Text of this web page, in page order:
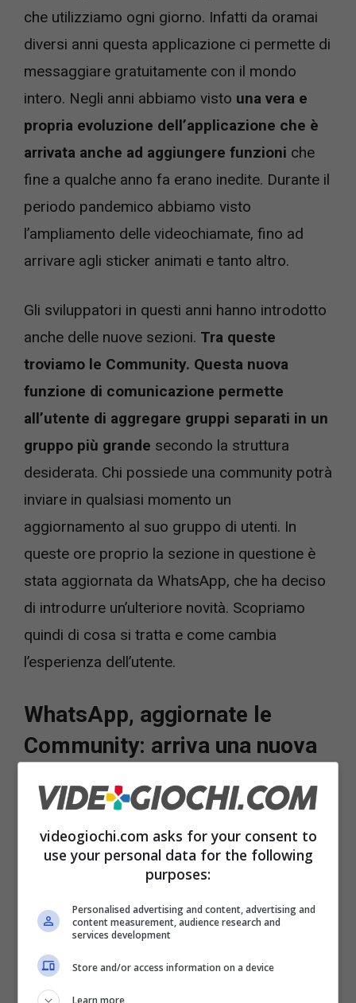
che utilizziamo ogni giorno. Infatti da oramai
diversi anni questa applicazione ci permette di
messaggiare gratuitamente con il mondo
intero. Negli anni abbiamo visto una vera e
propria evoluzione dell’applicazione che è
arrivata anche ad aggiungere funzioni che
fine a qualche anno fa erano inedite. Durante il
periodo pandemico abbiamo visto
l’ampliamento delle videochiamate, fino ad
arrivare agli sticker animati e tanto altro.
Gli sviluppatori in questi anni hanno introdotto
anche delle nuove sezioni. Tra queste
troviamo le Community. Questa nuova
funzione di comunicazione permette
all’utente di aggregare gruppi separati in un
gruppo più grande secondo la struttura
desiderata. Chi possiede una community potrà
inviare in qualsiasi momento un
aggiornamento al suo gruppo di utenti. In
queste ore proprio la sezione in questione è
stata aggiornata da WhatsApp, che ha deciso
di introdurre un’ulteriore novità. Scopriamo
quindi di cosa si tratta e come cambia
l’esperienza dell’utente.
WhatsApp, aggiornate le
Community: arriva una nuova
WhatsApp continua a lavorare per migliorare
la funzionalità introducendo nuovi strumenti e
miglioramenti generali. Questa settimana
l’applicazione di Meta ha deciso di lanciare
nuovi aggiornamenti per le
videogiochi.com asks for your consent to
use your personal data for the following
purposes:
Personalised advertising and content, advertising and
content measurement, audience research and
services development
Store and/or access information on a device
Learn more